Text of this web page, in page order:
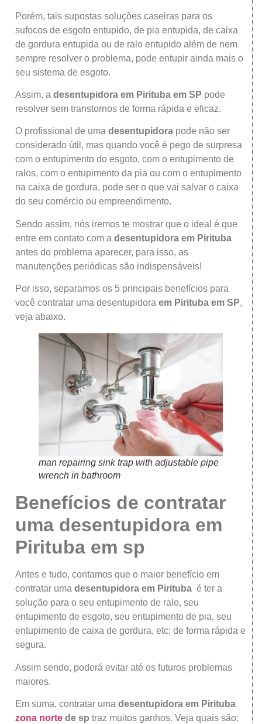
Porém, tais supostas soluções caseiras para os
sufocos de esgoto entupido, de pia entupida, de caixa
de gordura entupida ou de ralo entupido além de nem
sempre resolver o problema, pode entupir ainda mais o
seu sistema de esgoto.
Assim, a desentupidora em Pirituba em SP pode
resolver sem transtornos de forma rápida e eficaz.
O profissional de uma desentupidora pode não ser
considerado útil, mas quando você é pego de surpresa
com o entupimento do esgoto, com o entupimento de
ralos, com o entupimento da pia ou com o entupimento
na caixa de gordura, pode ser o que vai salvar o caixa
do seu comércio ou empreendimento.
Sendo assim, nós iremos te mostrar que o ideal é que
entre em contato com a desentupidora em Pirituba
antes do problema aparecer, para isso, as
manutenções periódicas são indispensáveis!
Por isso, separamos os 5 principais benefícios para
você contratar uma desentupidora em Pirituba em SP,
veja abaixo.
man repairing sink trap with adjustable pipe
wrench in bathroom
Benefícios de contratar
uma desentupidora em
Pirituba em sp
Antes e tudo, contamos que o maior benefício em
contratar uma desentupidora em Pirituba é ter a
solução para o seu entupimento de ralo, seu
entupimento de esgoto, seu entupimento de pia, seu
entupimento de caixa de gordura, etc; de forma rápida e
segura.
Assim sendo, poderá evitar até os futuros problemas
maiores.
Em suma, contratar uma desentupidora em Pirituba
zona norte de sp traz muitos ganhos. Veja quais são: